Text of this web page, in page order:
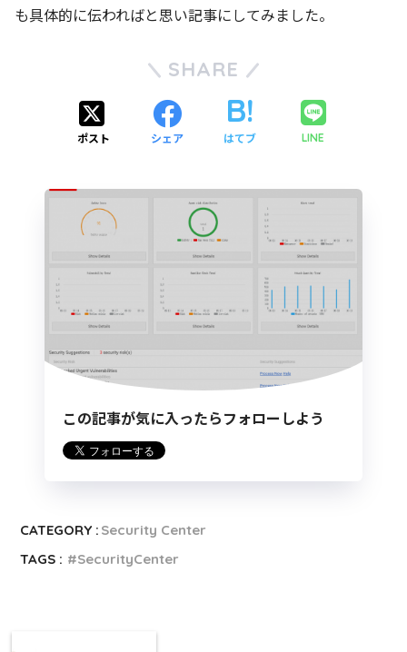
も具体的に伝わればと思い記事にしてみました。
SHARE
ポスト シェア はてブ LINE
この記事が気に入ったらフォローしよう
CATEGORY : Security Center
TAGS :
SecurityCenter